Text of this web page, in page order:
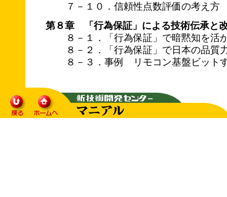
７－１０．信頼性点数評価の考え方
第８章 「行為保証」による技術伝承と
８－１．「行為保証」で暗黙知を活
８－２．「行為保証」で日本の品質
８－３．事例 リモコン基盤ビット